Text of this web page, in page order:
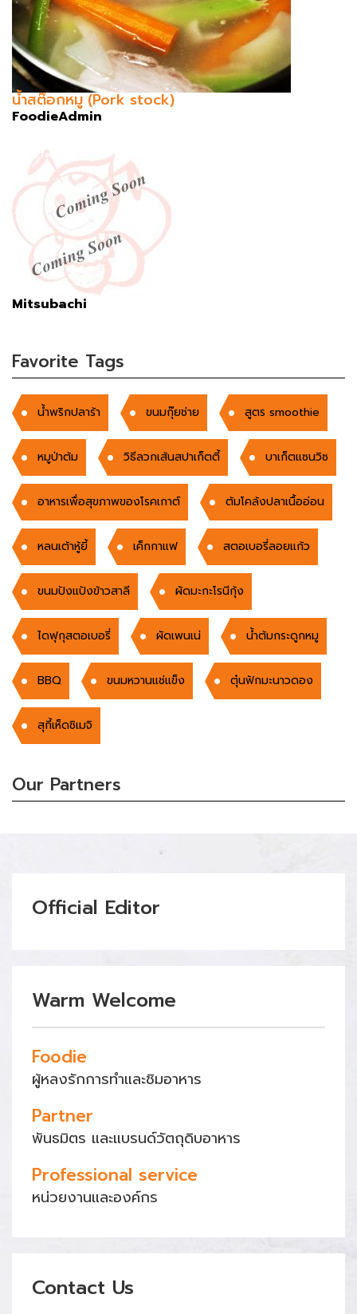
น้ำสต๊อกหมู (Pork stock)
FoodieAdmin
Mitsubachi
Favorite Tags
น้ำพริกปลาร้า ขนมกุ๊ยช่าย สูตร smoothie
หมูป่าต้ม วิธีลวกเส้นสปาเก็ตตี้ บาเก็ตแซนวิซ
อาหารเพื่อสุขภาพของโรคเกาต์ ต้มโคล้งปลาเนื้ออ่อน
หลนเต้าหู้ยี้ เค็กกาแฟ สตอเบอรี่ลอยแก้ว
ขนมปังแป้งข้าวสาลี ผัดมะกะโรนีกุ้ง
ไดฟุกุสตอเบอรี่ ผัดเพนเน่ น้ำต้มกระดูกหมู
BBQ ขนมหวานแช่แข็ง ตุ๋นฟักมะนาวดอง
สุกี้เห็ดชิเมจิ
Our Partners
Official Editor
Warm Welcome
Foodie
ผู้หลงรักการทำและชิมอาหาร
Partner
พันธมิตร และแบรนด์วัตถุดิบอาหาร
Professional service
หน่วยงานและองค์กร
Contact Us